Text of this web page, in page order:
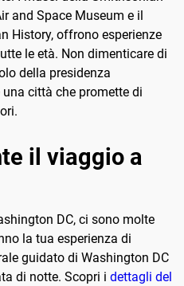
and Space Museum e il
History, offrono esperienze
le età. Non dimenticare di
della presidenza
città che promette di
il viaggio a
DC, ci sono molte
la tua esperienza di
guidato di Washington DC
di notte. Scopri i dettagli del